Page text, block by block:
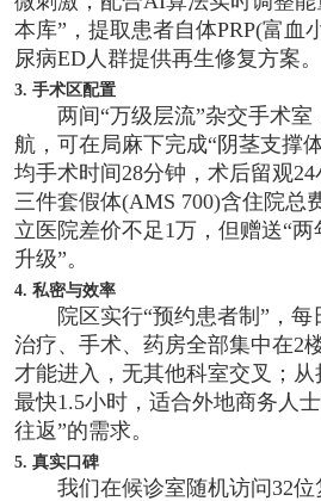
本库”，提取患者自体PRP(富血
尿病ED人群提供再生修复方案。
3. 手术区配置
两间“万级层流”杂交手术
航，可在局麻下完成“阴茎支撑
均手术时间28分钟，术后留观
三件套假体(AMS 700)含住院总
立医院差价不足1万，但赠送“
升级”。
4. 私密与效率
院区实行“预约患者制”，每
治疗、手术、药房全部集中在2
才能进入，无其他科室交叉；
最快1.5小时，适合外地商务人
往返”的需求。
5. 真实口碑
我们在候诊室随机访问32